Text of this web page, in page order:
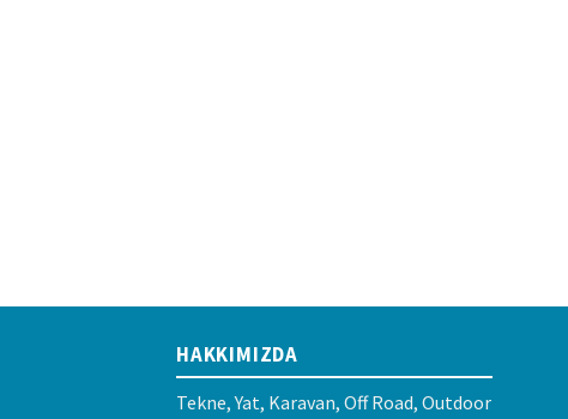
HAKKIMIZDA
Tekne, Yat, Karavan, Off Road, Outdoor